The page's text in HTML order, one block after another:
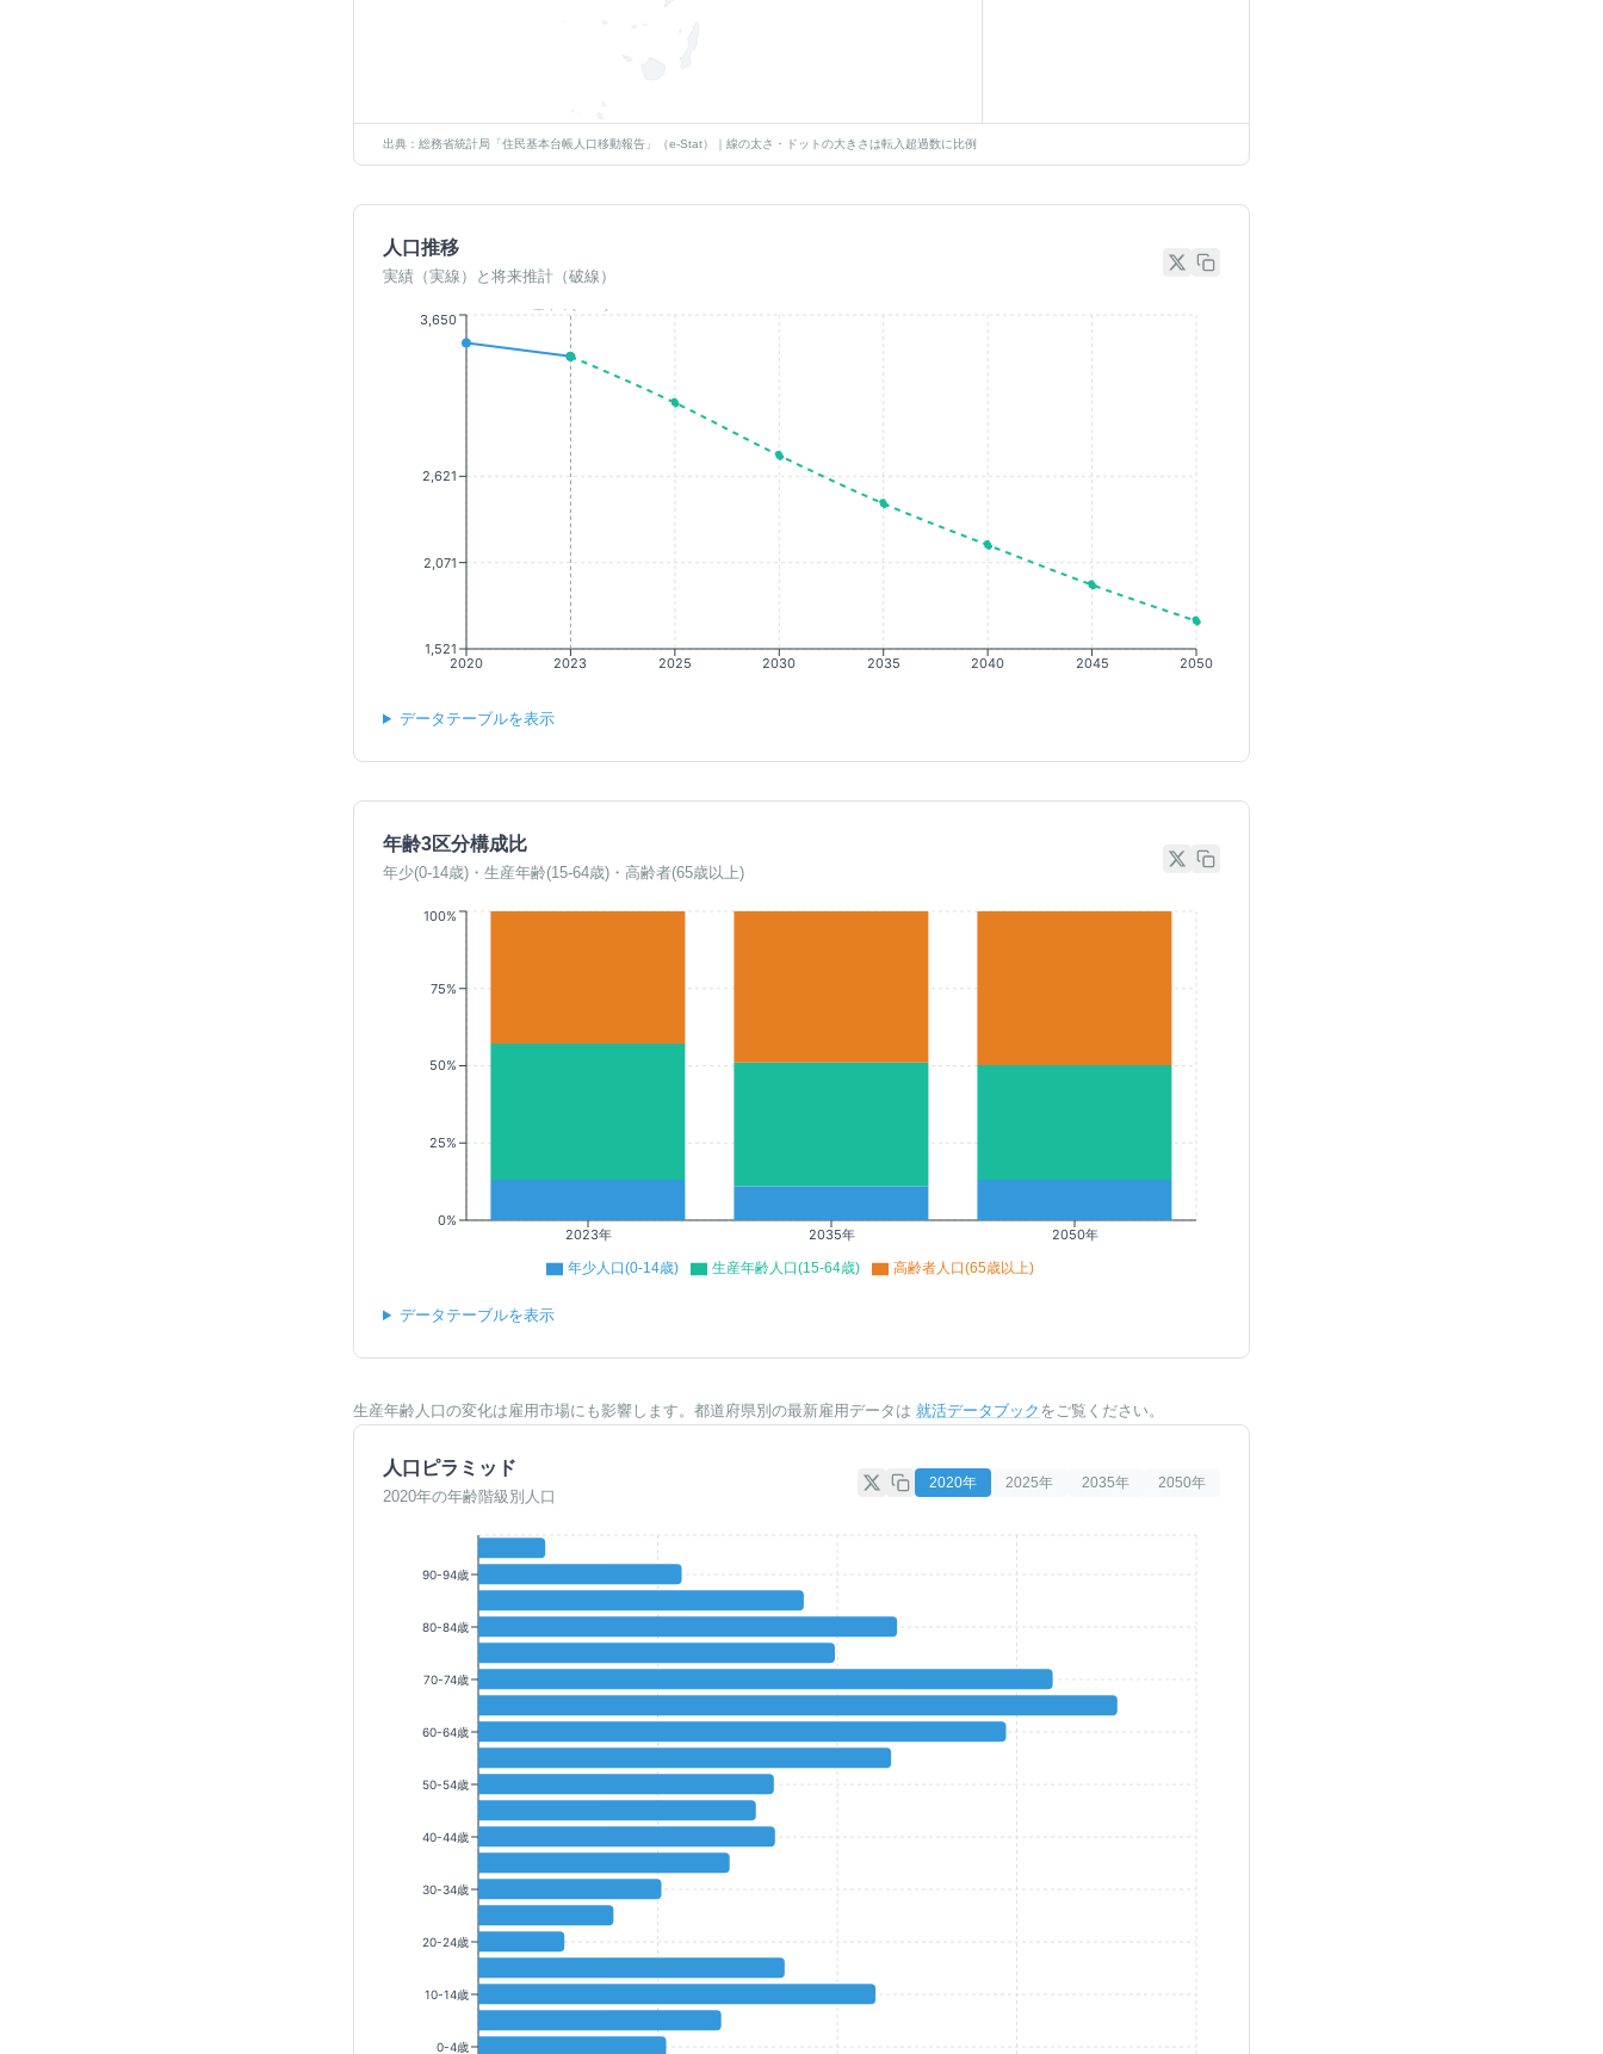
出典：総務省統計局「住民基本台帳人口移動報告」（e-Stat）｜線の太さ・ドットの大きさは転入超過数に比例
人口推移
実績（実線）と将来推計（破線）
2020 2023 2025 2030 2035 2040 2045 2050
1,521
2,071
2,621
3,650
データテーブルを表示
年齢3区分構成比
年少(0-14歳)・生産年齢(15-64歳)・高齢者(65歳以上)
2023年 2035年 2050年
0%
25%
50%
75%
100%
年少人口(0-14歳) 生産年齢人口(15-64歳) 高齢者人口(65歳以上)
データテーブルを表示
生産年齢人口の変化は雇用市場にも影響します。都道府県別の最新雇用データは 就活データブック をご覧ください。
人口ピラミッド
2020年の年齢階級別人口
2020年 2025年 2035年 2050年
90-94歳
80-84歳
70-74歳
60-64歳
50-54歳
40-44歳
30-34歳
20-24歳
10-14歳
0-4歳